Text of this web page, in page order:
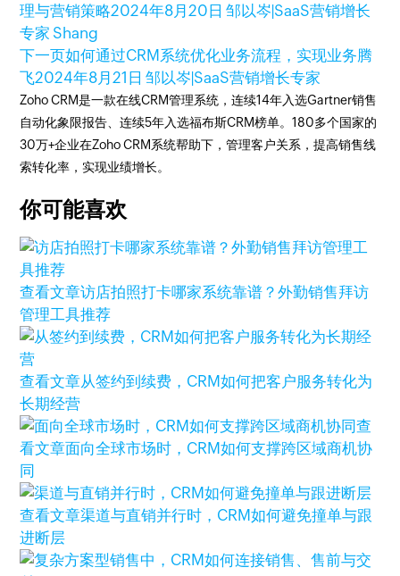
理与营销策略2024年8月20日 邹以岑|SaaS营销增长
专家 Shang
下一页如何通过CRM系统优化业务流程，实现业务腾
飞2024年8月21日 邹以岑|SaaS营销增长专家
Zoho CRM是一款在线CRM管理系统，连续14年入选Gartner销售
自动化象限报告、连续5年入选福布斯CRM榜单。180多个国家的
30万+企业在Zoho CRM系统帮助下，管理客户关系，提高销售线
索转化率，实现业绩增长。
你可能喜欢
查看文章访店拍照打卡哪家系统靠谱？外勤销售拜访
管理工具推荐
查看文章从签约到续费，CRM如何把客户服务转化为
长期经营
查
看文章面向全球市场时，CRM如何支撑跨区域商机协
同
查看文章渠道与直销并行时，CRM如何避免撞单与跟
进断层